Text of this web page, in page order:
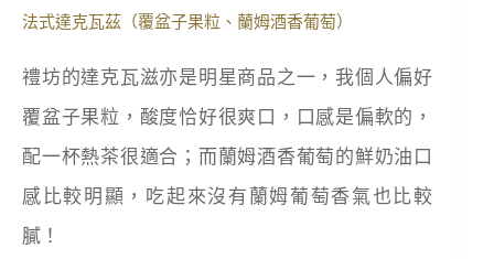
法式達克瓦茲（覆盆子果粒、蘭姆酒香葡萄）
禮坊的達克瓦滋亦是明星商品之一，我個人偏好
覆盆子果粒，酸度恰好很爽口，口感是偏軟的，
配一杯熱茶很適合；而蘭姆酒香葡萄的鮮奶油口
感比較明顯，吃起來沒有蘭姆葡萄香氣也比較
膩！